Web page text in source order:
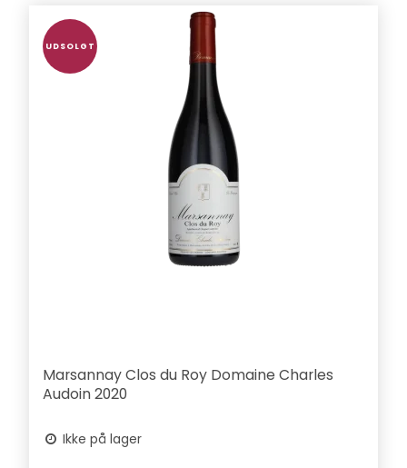
UDSOLGT
Marsannay Clos du Roy Domaine Charles
Audoin 2020
Ikke på lager